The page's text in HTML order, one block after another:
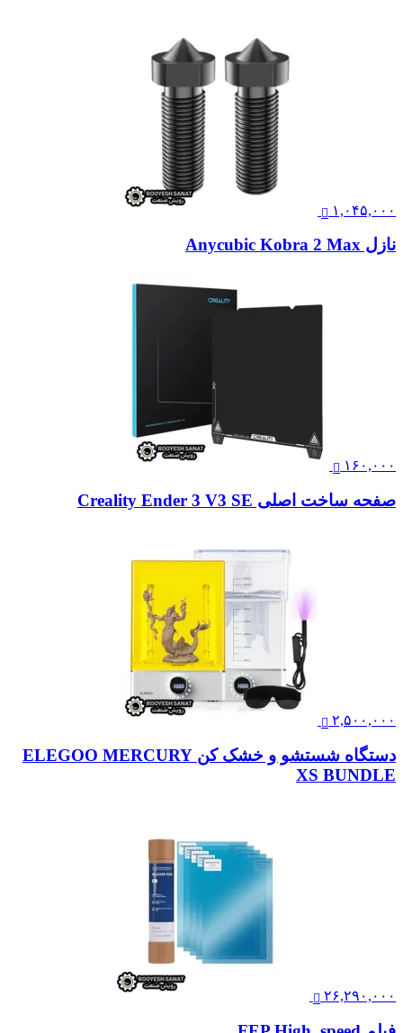
۱,۰۴۵,۰۰۰
نازل Anycubic Kobra 2 Max
۱۶۰,۰۰۰
صفحه ساخت اصلی Creality Ender 3 V3 SE
۲,۵۰۰,۰۰۰
دستگاه شستشو و خشک کن ELEGOO MERCURY
XS BUNDLE
۲۶,۲۹۰,۰۰۰